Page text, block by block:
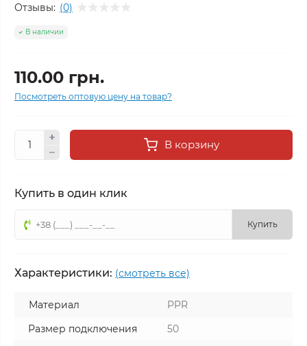
Отзывы: (0)
В наличии
110.00 грн.
Посмотреть оптовую цену на товар?
В корзину
Купить в один клик
Купить
Характеристики: (смотреть все)
Материал
PPR
Размер подключения
50